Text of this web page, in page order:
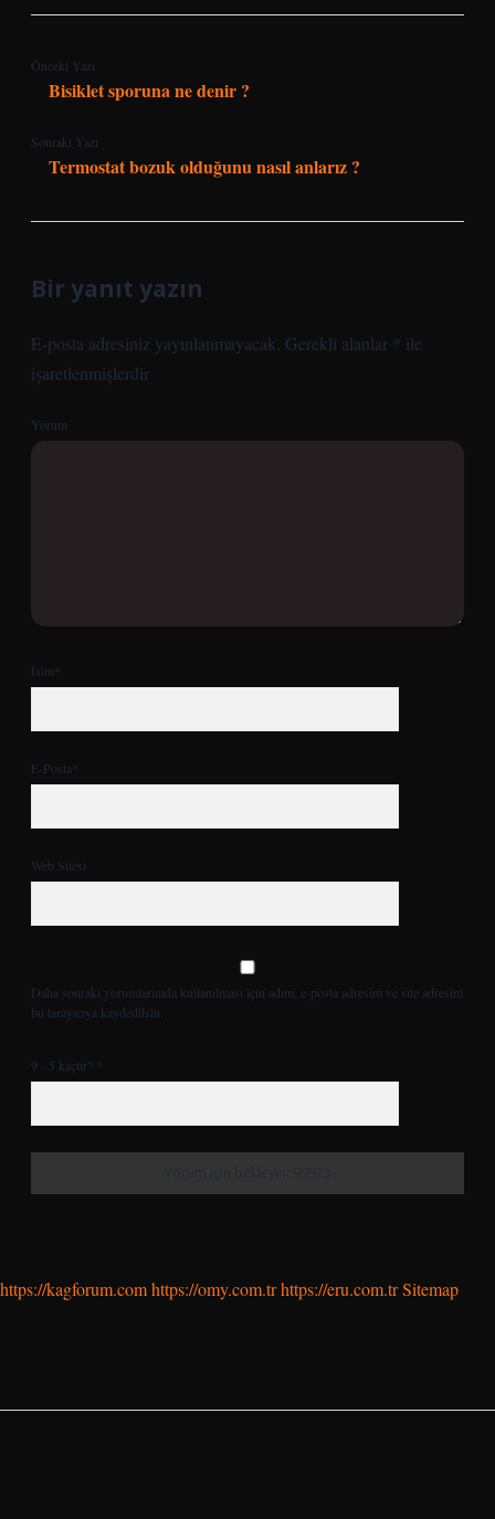
Önceki Yazı
Bisiklet sporuna ne denir ?
Sonraki Yazı
Termostat bozuk olduğunu nasıl anlarız ?
Bir yanıt yazın
E-posta adresiniz yayınlanmayacak. Gerekli alanlar * ile
işaretlenmişlerdir
Yorum
İsim*
E-Posta*
Web Sitesi
Daha sonraki yorumlarımda kullanılması için adım, e-posta adresim ve site adresim
bu tarayıcıya kaydedilsin.
9 - 5 kaçtır? *
https://kagforum.comhttps://omy.com.trhttps://eru.com.trSitemap